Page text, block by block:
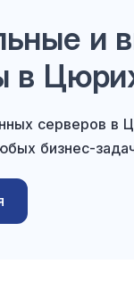
и
в
серверов в
бизнес-